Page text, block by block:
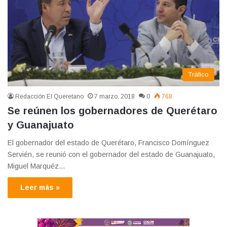
Tráfico
Redacción El Queretano 7 marzo, 2018 0 768
Se reúnen los gobernadores de Querétaro
y Guanajuato
El gobernador del estado de Querétaro, Francisco Domínguez
Servién, se reunió con el gobernador del estado de Guanajuato,
Miguel Marquéz…
Leer más »